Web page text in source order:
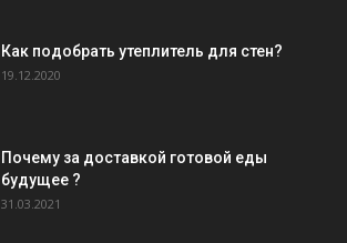
Как подобрать утеплитель для стен?
19.12.2020
Почему за доставкой готовой еды
будущее ?
31.03.2021